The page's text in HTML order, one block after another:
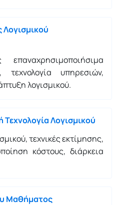
Λογισμικού
τεχνολογία υπηρεσιών,
λογισμικού.
Τεχνολογία Λογισμικού
τεχνικές εκτίμησης,
κόστους, διάρκεια
Μαθήματος